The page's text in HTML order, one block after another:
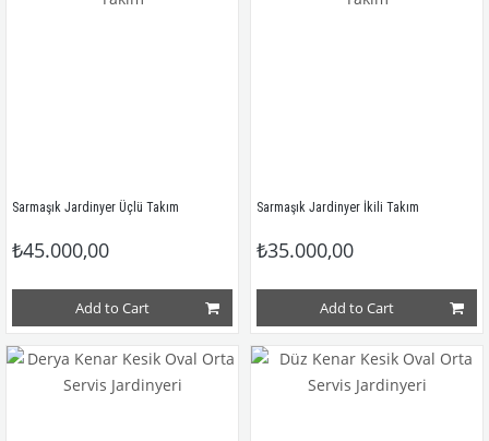
Sarmaşık Jardinyer Üçlü Takım
₺45.000,00
Add to Cart
Sarmaşık Jardinyer İkili Takım
₺35.000,00
Add to Cart